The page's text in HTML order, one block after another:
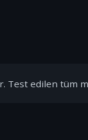
Test edilen tüm